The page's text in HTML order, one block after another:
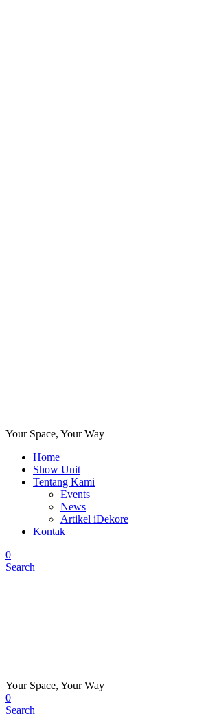
Your Space, Your Way
Home
Show Unit
Tentang Kami
Events
News
Artikel iDekore
Kontak
0
Search
Your Space, Your Way
0
Search